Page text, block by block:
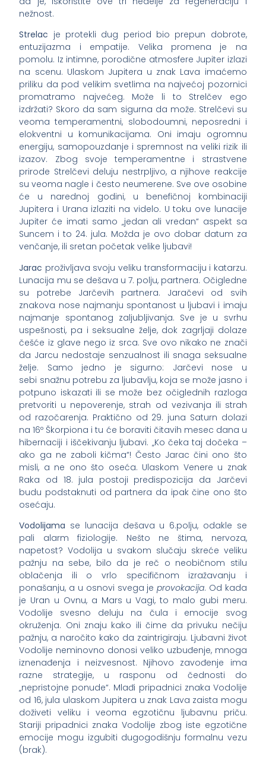
nežnost.
Strelac je protekli dug period bio prepun dobrote,
entuzijazma i empatije. Velika promena je na
pomolu. Iz intimne, porodične atmosfere Jupiter izlazi
na scenu. Ulaskom Jupitera u znak Lava imaćemo
priliku da pod velikim svetlima na najvećoj pozornici
promatramo najvećeg. Može li to Strelčev ego
izdržati? Skoro da sam sigurna da može. Strelčevi su
veoma temperamentni, slobodoumni, neposredni i
elokventni u komunikacijama. Oni imaju ogromnu
energiju, samopouzdanje i spremnost na veliki rizik ili
izazov. Zbog svoje temperamentne i strastvene
prirode Strelčevi deluju nestrpljivo, a njihove reakcije
su veoma nagle i često neumerene. Sve ove osobine
će u narednoj godini, u benefičnoj kombinaciji
Jupitera i Urana izlaziti na videlo. U toku ove lunacije
Jupiter će imati samo „jedan ali vredan“ aspekt sa
Suncem i to 24. jula. Možda je ovo dobar datum za
venčanje, ili sretan početak velike ljubavi!
Jarac proživljava svoju veliku transformaciju i katarzu.
Lunacija mu se dešava u 7. polju, partnera. Očigledne
su potrebe Jarčevih partnera. Jaračevi od svih
znakova nose najmanju spontanost u ljubavi i imaju
najmanje spontanog zaljubljivanja. Sve je u svrhu
uspešnosti, pa i seksualne želje, dok zagrljaji dolaze
češće iz glave nego iz srca. Sve ovo nikako ne znači
da Jarcu nedostaje senzualnost ili snaga seksualne
želje. Samo jedno je sigurno: Jarčevi nose u
sebi snažnu potrebu za ljubavlju, koja se može jasno i
potpuno iskazati ili se može bez očiglednih razloga
pretvoriti u nepoverenje, strah od vezivanja ili strah
od razočarenja. Praktično od 29. juna Saturn dolazi
na 16º Škorpiona i tu će boraviti čitavih mesec dana u
hibernaciji i iščekivanju ljubavi. „Ko čeka taj dočeka –
ako ga ne zaboli kičma“! Često Jarac čini ono što
misli, a ne ono što oseća. Ulaskom Venere u znak
Raka od 18. jula postoji predispozicija da Jarčevi
budu podstaknuti od partnera da ipak čine ono što
osećaju.
Vodolijama se lunacija dešava u 6.polju, odakle se
pali alarm fiziologije. Nešto ne štima, nervoza,
napetost? Vodolija u svakom slučaju skreće veliku
pažnju na sebe, bilo da je reč o neobičnom stilu
oblačenja ili o vrlo specifičnom izražavanju i
ponašanju, a u osnovi svega jeprovokacija. Od kada
je Uran u Ovnu, a Mars u Vagi, to malo gubi meru.
Vodolije svesno deluju na čula i emocije svog
okruženja. Oni znaju kako ili čime da privuku nečiju
pažnju, a naročito kako da zaintrigiraju. Ljubavni život
Vodolije neminovno donosi veliko uzbuđenje, mnoga
iznenađenja i neizvesnost. Njihovo zavođenje ima
razne strategije, u rasponu od čednosti do
„nepristojne ponude“. Mlađi pripadnici znaka Vodolije
od 16, jula ulaskom Jupitera u znak Lava zaista mogu
doživeti veliku i veoma egzotičnu ljubavnu priču.
Stariji pripadnici znaka Vodolije zbog iste egzotične
emocije mogu izgubiti dugogodišnju formalnu vezu
(brak).